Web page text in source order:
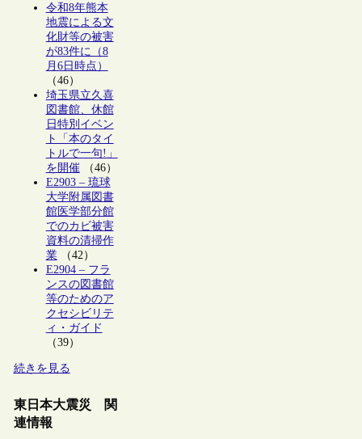
令和8年熊本
地震による文
化財等の被害
が83件に（8
月6日時点）
（46）
埼玉県立久喜
図書館、休館
日特別イベン
ト「本のタイ
トルで一句!」
を開催（46）
E2903 – 琉球
大学附属図書
館医学部分館
でのカビ被害
資料の清掃作
業（42）
E2904 – フラ
ンスの図書館
等のためのア
クセシビリテ
ィ・ガイド
（39）
続きを見る
東日本大震災 関
連情報